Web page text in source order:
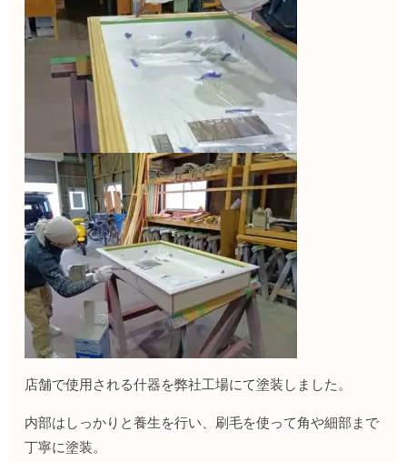
店舗で使用される什器を弊社工場にて塗装しました。
内部はしっかりと養生を行い、刷毛を使って角や細部まで
丁寧に塗装。